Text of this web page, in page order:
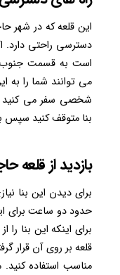
این قلعه که در شهر
دسترسی راحتی دارد.
است به قسمت جنوب
می توانند شما را به
شخصی سفر می کنید
بنا متوقف کنید سپس
بازدید از قلعه
برای دیدن این بنا
حدود دو ساعت برای
برای اینکه این بنا را
قلعه بر روی آن قرار
مناسب استفاده کنید.